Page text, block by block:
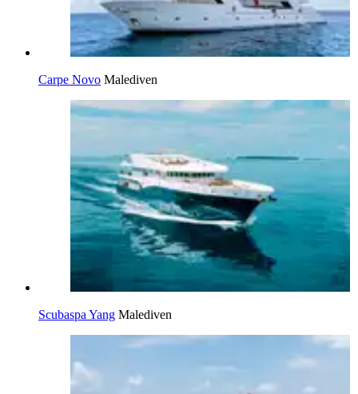
Carpe Novo Malediven
Scubaspa Yang Malediven